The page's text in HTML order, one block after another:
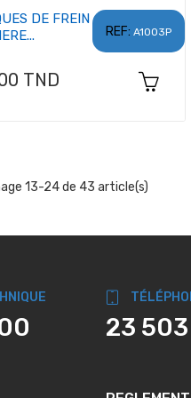
REF: A1003P
DE FREIN
TND
13-24 de 43 article(s)
23